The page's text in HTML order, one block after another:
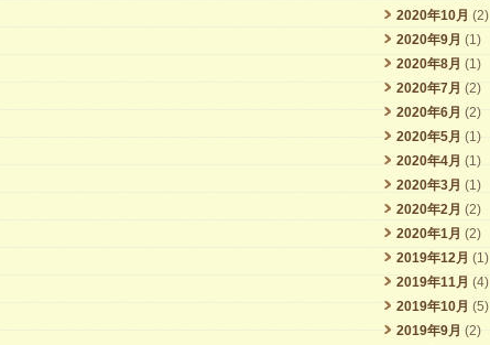
2020年10月 (2)
2020年9月 (1)
2020年8月 (1)
2020年7月 (2)
2020年6月 (2)
2020年5月 (1)
2020年4月 (1)
2020年3月 (1)
2020年2月 (2)
2020年1月 (2)
2019年12月 (1)
2019年11月 (4)
2019年10月 (5)
2019年9月 (2)